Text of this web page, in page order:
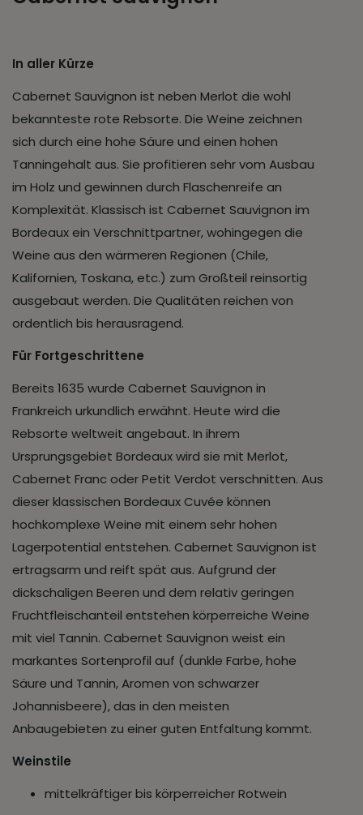
In aller Kürze
Cabernet Sauvignon ist neben Merlot die wohl
bekannteste rote Rebsorte. Die Weine zeichnen
sich durch eine hohe Säure und einen hohen
Tanningehalt aus. Sie profitieren sehr vom Ausbau
im Holz und gewinnen durch Flaschenreife an
Komplexität. Klassisch ist Cabernet Sauvignon im
Bordeaux ein Verschnittpartner, wohingegen die
Weine aus den wärmeren Regionen (Chile,
Kalifornien, Toskana, etc.) zum Großteil reinsortig
ausgebaut werden. Die Qualitäten reichen von
ordentlich bis herausragend.
Für Fortgeschrittene
Bereits 1635 wurde Cabernet Sauvignon in
Frankreich urkundlich erwähnt. Heute wird die
Rebsorte weltweit angebaut. In ihrem
Ursprungsgebiet Bordeaux wird sie mit Merlot,
Cabernet Franc oder Petit Verdot verschnitten. Aus
dieser klassischen Bordeaux Cuvée können
hochkomplexe Weine mit einem sehr hohen
Lagerpotential entstehen. Cabernet Sauvignon ist
ertragsarm und reift spät aus. Aufgrund der
dickschaligen Beeren und dem relativ geringen
Fruchtfleischanteil entstehen körperreiche Weine
mit viel Tannin. Cabernet Sauvignon weist ein
markantes Sortenprofil auf (dunkle Farbe, hohe
Säure und Tannin, Aromen von schwarzer
Johannisbeere), das in den meisten
Anbaugebieten zu einer guten Entfaltung kommt.
Weinstile
mittelkräftiger bis körperreicher Rotwein